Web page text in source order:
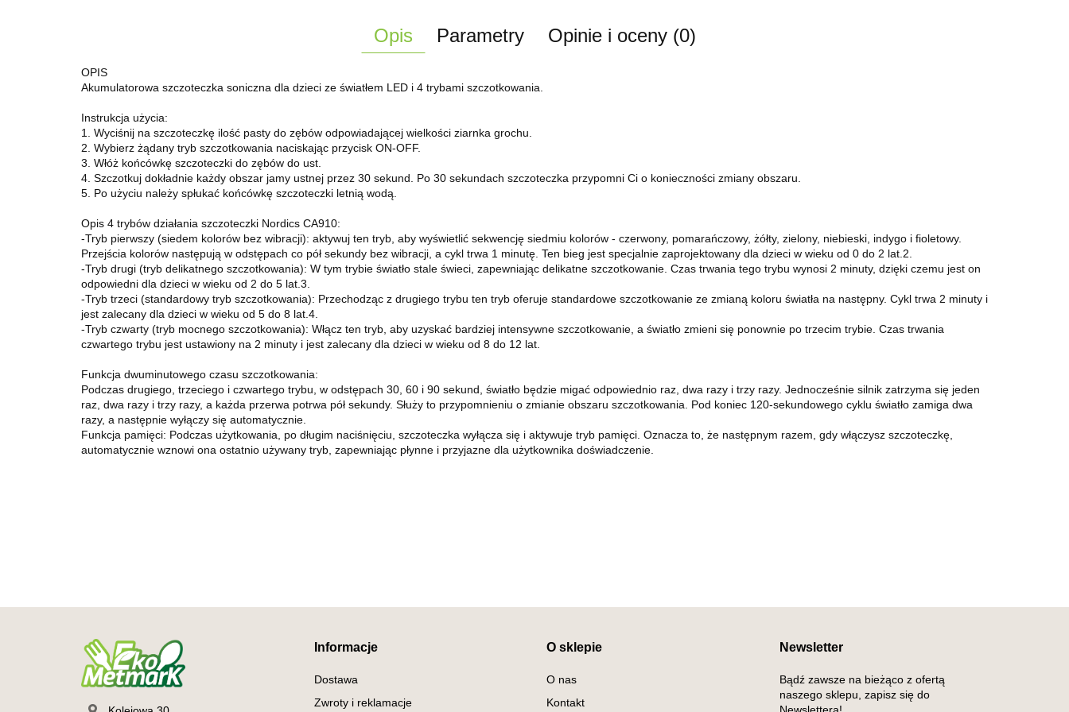
Opis Parametry Opinie i oceny (0)
OPIS
Akumulatorowa szczoteczka soniczna dla dzieci ze światłem LED i 4 trybami szczotkowania.
Instrukcja użycia:
1. Wyciśnij na szczoteczkę ilość pasty do zębów odpowiadającej wielkości ziarnka grochu.
2. Wybierz żądany tryb szczotkowania naciskając przycisk ON-OFF.
3. Włóż końcówkę szczoteczki do zębów do ust.
4. Szczotkuj dokładnie każdy obszar jamy ustnej przez 30 sekund. Po 30 sekundach szczoteczka przypomni Ci o konieczności zmiany obszaru.
5. Po użyciu należy spłukać końcówkę szczoteczki letnią wodą.
Opis 4 trybów działania szczoteczki Nordics CA910:
-Tryb pierwszy (siedem kolorów bez wibracji): aktywuj ten tryb, aby wyświetlić sekwencję siedmiu kolorów - czerwony, pomarańczowy, żółty, zielony, niebieski, indygo i fioletowy.
Przejścia kolorów następują w odstępach co pół sekundy bez wibracji, a cykl trwa 1 minutę. Ten bieg jest specjalnie zaprojektowany dla dzieci w wieku od 0 do 2 lat.2.
-Tryb drugi (tryb delikatnego szczotkowania): W tym trybie światło stale świeci, zapewniając delikatne szczotkowanie. Czas trwania tego trybu wynosi 2 minuty, dzięki czemu jest on
odpowiedni dla dzieci w wieku od 2 do 5 lat.3.
-Tryb trzeci (standardowy tryb szczotkowania): Przechodząc z drugiego trybu ten tryb oferuje standardowe szczotkowanie ze zmianą koloru światła na następny. Cykl trwa 2 minuty i
jest zalecany dla dzieci w wieku od 5 do 8 lat.4.
-Tryb czwarty (tryb mocnego szczotkowania): Włącz ten tryb, aby uzyskać bardziej intensywne szczotkowanie, a światło zmieni się ponownie po trzecim trybie. Czas trwania
czwartego trybu jest ustawiony na 2 minuty i jest zalecany dla dzieci w wieku od 8 do 12 lat.
Funkcja dwuminutowego czasu szczotkowania:
Podczas drugiego, trzeciego i czwartego trybu, w odstępach 30, 60 i 90 sekund, światło będzie migać odpowiednio raz, dwa razy i trzy razy. Jednocześnie silnik zatrzyma się jeden
raz, dwa razy i trzy razy, a każda przerwa potrwa pół sekundy. Służy to przypomnieniu o zmianie obszaru szczotkowania. Pod koniec 120-sekundowego cyklu światło zamiga dwa
razy, a następnie wyłączy się automatycznie.
Funkcja pamięci: Podczas użytkowania, po długim naciśnięciu, szczoteczka wyłącza się i aktywuje tryb pamięci. Oznacza to, że następnym razem, gdy włączysz szczoteczkę,
automatycznie wznowi ona ostatnio używany tryb, zapewniając płynne i przyjazne dla użytkownika doświadczenie.
Informacje
Dostawa
Zwroty i reklamacje
O sklepie
O nas
Kontakt
Newsletter
Bądź zawsze na bieżąco z ofertą
naszego sklepu, zapisz się do